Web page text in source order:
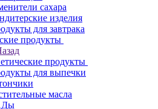
сахара
изделия
для завтрака
продукты
продукты
для выпечки
масла